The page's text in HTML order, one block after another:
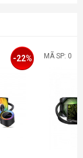
-22% MÃ SP: 0